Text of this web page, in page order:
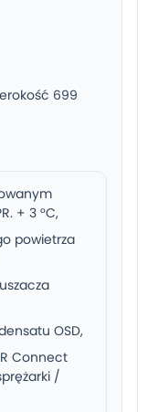
699
+ 3 °C,
powietrza
OSD,
Connect
/